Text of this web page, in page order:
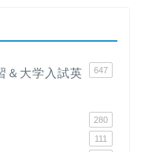
＆大学入試英
647
280
111